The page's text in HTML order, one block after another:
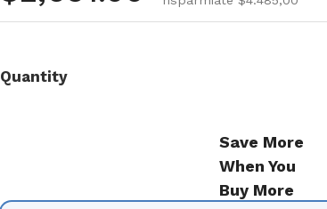
Quantity
Save More
When You
Buy More